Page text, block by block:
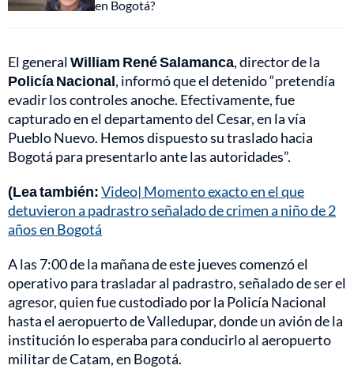
en Bogotá?
El generalWilliam René Salamanca, director de la
Policía Nacional, informó que el detenido “pretendía
evadir los controles anoche. Efectivamente, fue
capturado en el departamento del Cesar, en la vía
Pueblo Nuevo. Hemos dispuesto su traslado hacia
Bogotá para presentarlo ante las autoridades”.
(Lea también:Video| Momento exacto en el que
detuvieron a padrastro señalado de crimen a niño de 2
años en Bogotá
A las 7:00 de la mañana de este jueves comenzó el
operativo para trasladar al padrastro, señalado de ser el
agresor, quien fue custodiado por la Policía Nacional
hasta el aeropuerto de Valledupar, donde un avión de la
institución lo esperaba para conducirlo al aeropuerto
militar de Catam, en Bogotá.